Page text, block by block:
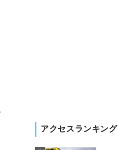
アクセスランキング